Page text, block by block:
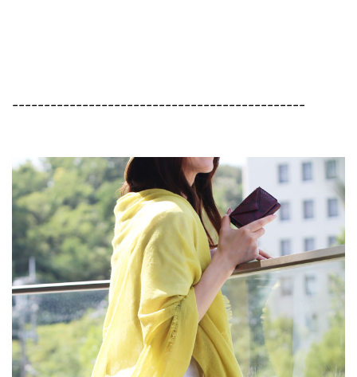
----------------------------------------------